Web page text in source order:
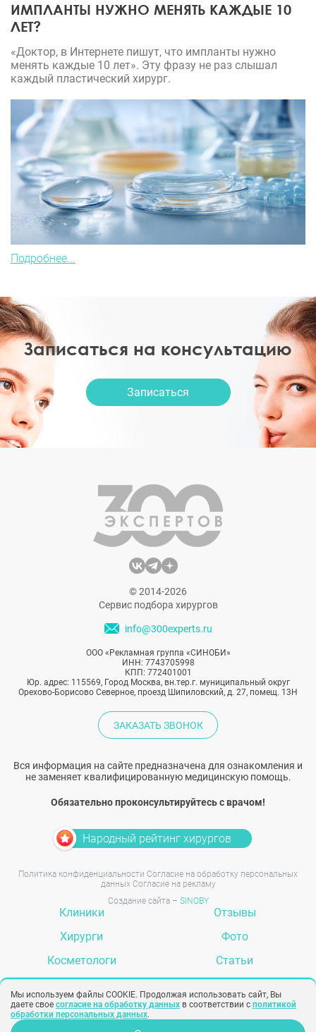
ИМПЛАНТЫ НУЖНО МЕНЯТЬ КАЖДЫЕ 10
ЛЕТ?
«Доктор, в Интернете пишут, что импланты нужно
менять каждые 10 лет». Эту фразу не раз слышал
каждый пластический хирург.
Подробнее...
Записаться на консультацию
Записаться
© 2014-2026
Сервис подбора хирургов
info@300experts.ru
ООО «Рекламная группа «СИНОБИ»
ИНН: 7743705998
КПП: 772401001
Юр. адрес: 115569, Город Москва, вн.тер.г. муниципальный округ
Орехово-Борисово Северное, проезд Шипиловский, д. 27, помещ. 13Н
ЗАКАЗАТЬ ЗВОНОК
Вся информация на сайте предназначена для ознакомления и
не заменяет квалифицированную медицинскую помощь.
Обязательно проконсультируйтесь с врачом!
Народный рейтинг хирургов
Политика конфиденциальности Согласие на обработку персональных
данных Согласие на рекламу
Создание сайта – SINOBY
Клиники
Хирурги
Косметологи
Отзывы
Фото
Статьи
Мы используем файлы COOKIE. Продолжая использовать сайт, Вы
даете свое согласие на обработку данных в соответствии с политикой
обработки персональных данных.